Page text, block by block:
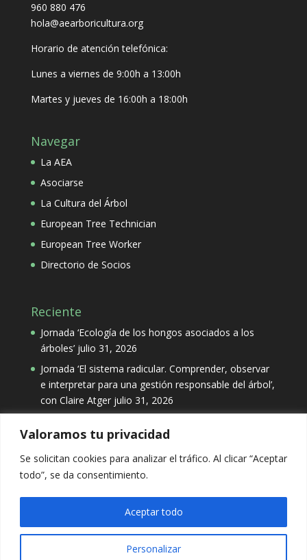
Valoramos tu privacidad
Se solicitan cookies para analizar el tráfico. Al clicar “Aceptar
todo”, se da consentimiento.
Personalizar
Aceptar todo
960 880 476
hola@aearboricultura.org
Horario de atención telefónica:
Lunes a viernes de 9:00h a 13:00h
Martes y jueves de 16:00h a 18:00h
Navegar
La AEA
Asociarse
La Cultura del Árbol
European Tree Technician
European Tree Worker
Directorio de Socios
Reciente
Jornada ‘Ecología de los hongos asociados a los
árboles’ julio 31, 2026
Jornada ‘El sistema radicular. Comprender, observar
e interpretar para una gestión responsable del árbol’,
con Claire Atger julio 31, 2026